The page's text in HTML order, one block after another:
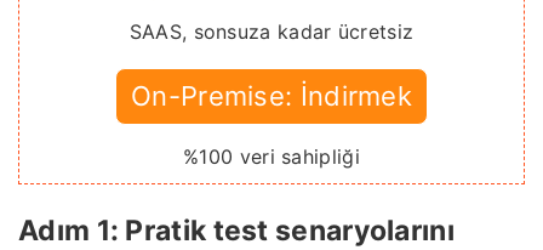
SAAS, sonsuza kadar ücretsiz
On-Premise: İndirmek
%100 veri sahipliği
Adım 1: Pratik test senaryolarını